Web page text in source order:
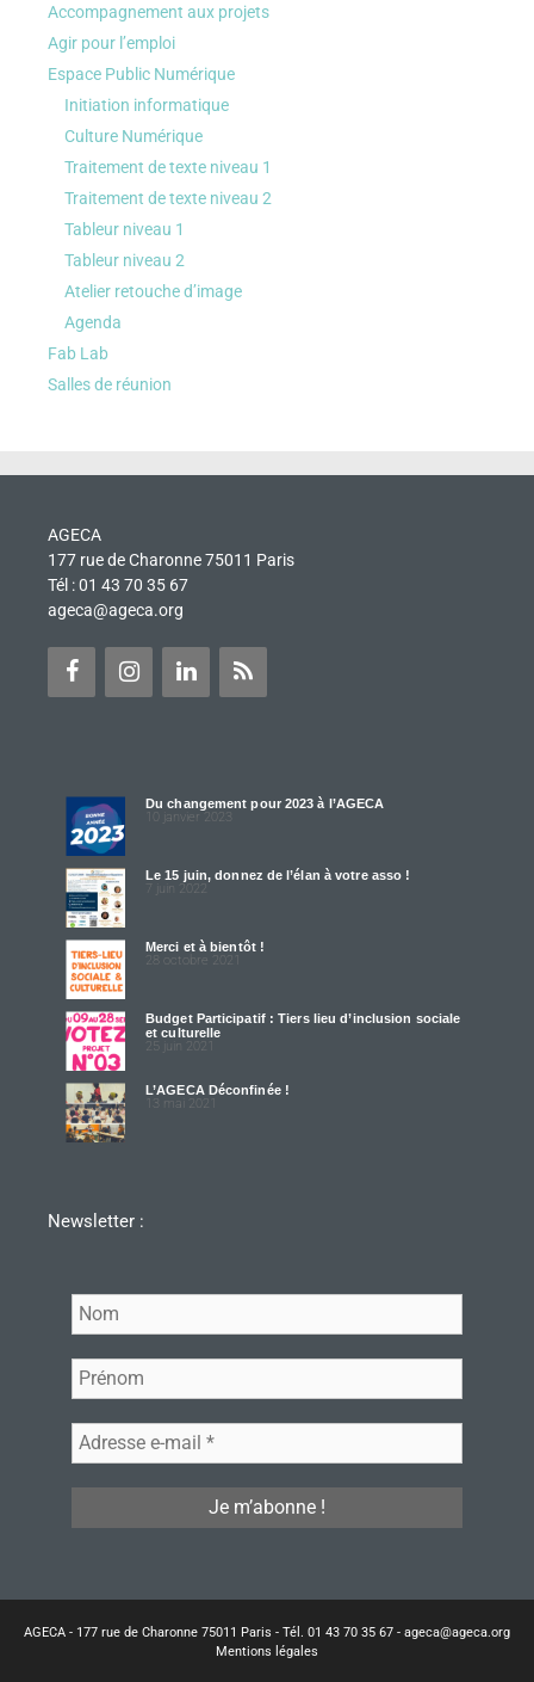
Accompagnement aux projets
Agir pour l’emploi
Espace Public Numérique
Initiation informatique
Culture Numérique
Traitement de texte niveau 1
Traitement de texte niveau 2
Tableur niveau 1
Tableur niveau 2
Atelier retouche d’image
Agenda
Fab Lab
Salles de réunion
AGECA
177 rue de Charonne 75011 Paris
Tél : 01 43 70 35 67
ageca@ageca.org
Du changement pour 2023 à l’AGECA
10 janvier 2023
Le 15 juin, donnez de l’élan à votre asso !
7 juin 2022
Merci et à bientôt !
28 octobre 2021
Budget Participatif : Tiers lieu d’inclusion sociale
et culturelle
25 juin 2021
L’AGECA Déconfinée !
13 mai 2021
Newsletter :
AGECA - 177 rue de Charonne 75011 Paris - Tél. 01 43 70 35 67 - ageca@ageca.org
Mentions légales